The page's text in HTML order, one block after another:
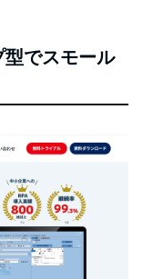
型でスモール